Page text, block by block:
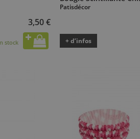
3,50 €
stock
Patisdécor
+ d’infos